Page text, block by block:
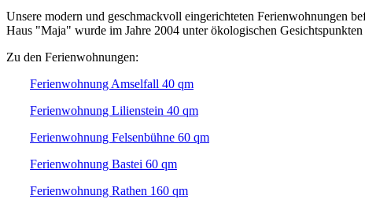
Unsere modern und geschmackvoll eingerichteten Ferienwohnungen
Haus "Maja" wurde im Jahre 2004 unter ökologischen
Zu den Ferienwohnungen:
Ferienwohnung Amselfall 40 qm
Ferienwohnung Lilienstein 40 qm
Ferienwohnung Felsenbühne 60 qm
Ferienwohnung Bastei 60 qm
Ferienwohnung Rathen 160 qm